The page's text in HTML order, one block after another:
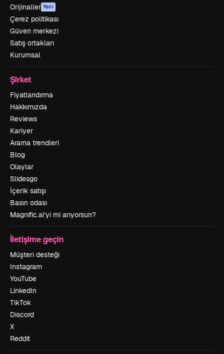
Orijinaller Yeni
Çerez politikası
Güven merkezi
Satış ortakları
Kurumsal
Şirket
Fiyatlandırma
Hakkımızda
Reviews
Kariyer
Arama trendleri
Blog
Olaylar
Slidesgo
İçerik satışı
Basın odası
Magnific.ai’yi mi arıyorsun?
İletişime geçin
Müşteri desteği
Instagram
YouTube
LinkedIn
TikTok
Discord
X
Reddit